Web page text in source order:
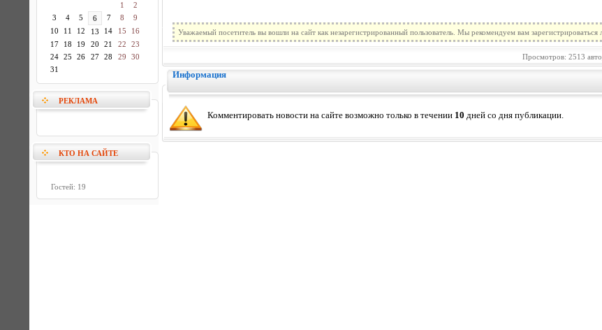
1
2
3
4 5 6 7 8
9
10
11 12 13 14 15
16
17
18 19 20 21 22
23
24
25 26 27 28 29
30
31
РЕКЛАМА
КТО НА САЙТЕ
Гостей: 19
Уважаемый посетитель вы вошли на сайт как незарегистрированный пользователь. Мы рекомендуем вам
Просмотров: 2513
Информация
Комментировать новости на сайте возможно только в течении 10 дней со дня публикации.